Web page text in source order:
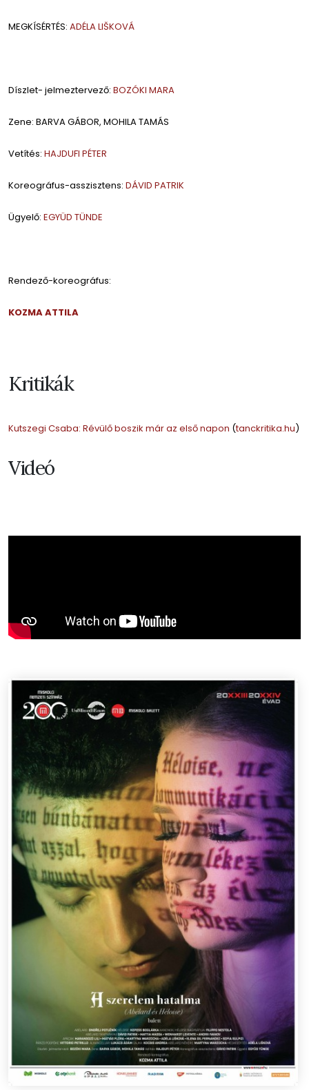
MEGKÍSÉRTÉS: ADÉLA LIŠKOVÁ
Díszlet- jelmeztervező: BOZÓKI MARA
Zene: BARVA GÁBOR, MOHILA TAMÁS
Vetítés: HAJDUFI PÉTER
Koreográfus-asszisztens: DÁVID PATRIK
Ügyelő: EGYÜD TÜNDE
Rendező-koreográfus:
KOZMA ATTILA
Kritikák
Kutszegi Csaba: Révülő boszik már az első napon (tanckritika.hu)
Videó